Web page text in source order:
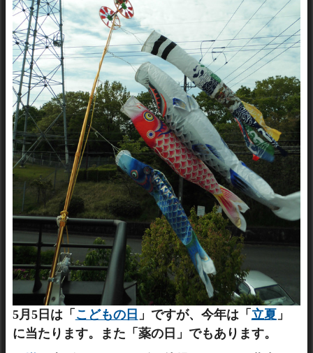
5月 5日は「 こどもの日 」ですが、今年は「 立夏」
に当たります。また「薬の日」でもあります。